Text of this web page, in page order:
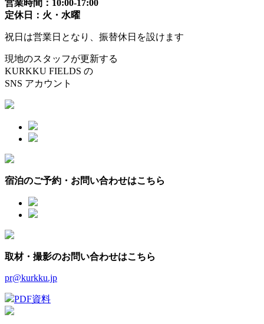
営業時間：10:00-17:00
定休日：火・水曜
祝日は営業日となり、振替休日を設けます
現地のスタッフが更新する
KURKKU FIELDS の
SNS アカウント
宿泊のご予約・お問い合わせはこちら
取材・撮影のお問い合わせはこちら
pr@kurkku.jp
PDF資料